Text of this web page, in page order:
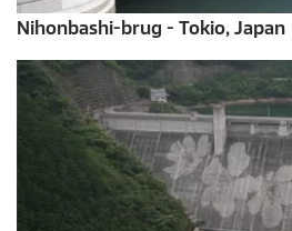
Nihonbashi-brug - Tokio, Japan